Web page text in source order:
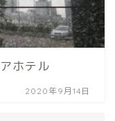
ホテル
2020年9月14日